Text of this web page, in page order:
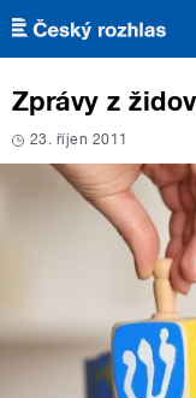
Přejít k hlavnímu
Zprávy z
23. říjen 2011